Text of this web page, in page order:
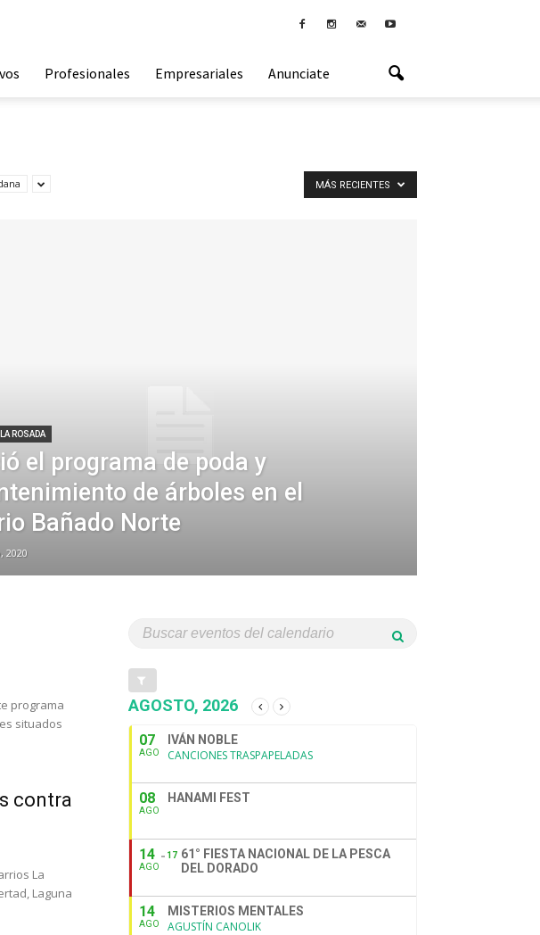
Profesionales Empresariales Anunciate
MÁS RECIENTES
ROSADA
el programa de poda y
de árboles en el
Bañado Norte
2020
programa
situados
contra
La
Laguna
AGOSTO, 2026
07
AGO
IVÁN NOBLE
CANCIONES TRASPAPELADAS
08
AGO
HANAMI FEST
14
AGO
17 61° FIESTA NACIONAL DE LA PESCA
DEL DORADO
14
AGO
MISTERIOS MENTALES
AGUSTÍN CANOLIK